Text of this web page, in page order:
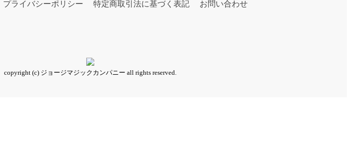
プライバシーポリシー 特定商取引法に基づく表記 お問い合わせ
copyright (c) ジョージマジックカンパニー all rights reserved.